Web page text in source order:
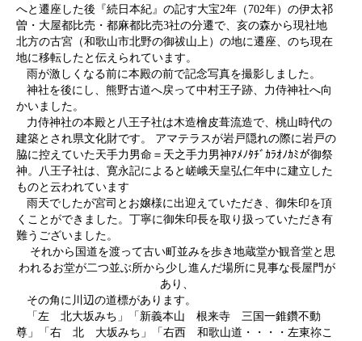
へと遷座した後『続日本紀』の記す大宝2年（702年）の伊太祁
曽・大屋都比売・都麻都比売3社の分遷で、亥の森から現社地
北方の古宮（和歌山市北野の御祓山上）の地に遷座、のち現在
地に移転したと伝えられています。
雨が激しくなる前に本殿の前で記念写真を撮影しました。
神社を後にし、熊野古道へ戻って中村王子跡、力侍神社へ向
かいました。
力侍神社の本殿と八王子社は木造檜皮葺流造で、桃山時代の
建築とされ県文化財です。 アマテラスが岩戸隠れの際に岩戸の
脇に控えていた天手力男命＝天之手力男神ｱﾒﾉﾀﾁﾞｶﾗｵﾉｶﾐが御祭
神。八王子社は、寛永記によると嵯峨天皇弘仁年中に建立した
ものと云われています
雨天でしたが宮司とお嬢様に出迎えていただき、御朱印を頂
くことができました。丁寧に御朱印長を取り扱っていただき有
難うございました。
それから国道を渡って古い町並みを歩き地蔵堂か観音堂と思
われるお堂が二つ並ぶ所から少し進んだ場所に見事な長屋門が
あり、
その角に川辺の道標があります。
「左 北大坂みち」「新義本山 根来寺 三国一錐鑽不動
尊」「右 北 大坂みち」「右西 和歌山道・・・・左東祢こ